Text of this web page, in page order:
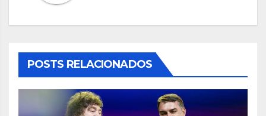
POSTS RELACIONADOS